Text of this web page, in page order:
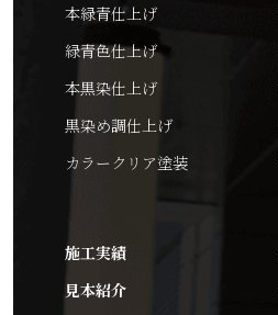
本緑青仕上げ
緑青色仕上げ
本黒染仕上げ
黒染め調仕上げ
カラークリア塗装
施工実績
見本紹介